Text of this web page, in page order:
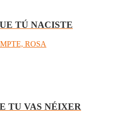
TÚ NACISTE
ROSA
TU VAS NÉIXER